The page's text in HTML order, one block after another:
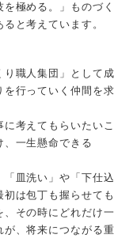
極める。」ものづく
と考えています。
職人集団」として成
行っていく仲間を求
考えてもらいたいこ
一生懸命できる
皿洗い」や「下仕込
は包丁も握らせても
その時にどれだけ一
、将来につながる重